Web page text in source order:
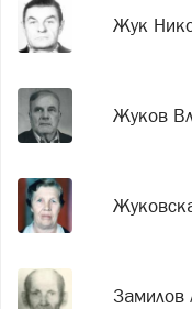
Жук
Жуков
Замилов